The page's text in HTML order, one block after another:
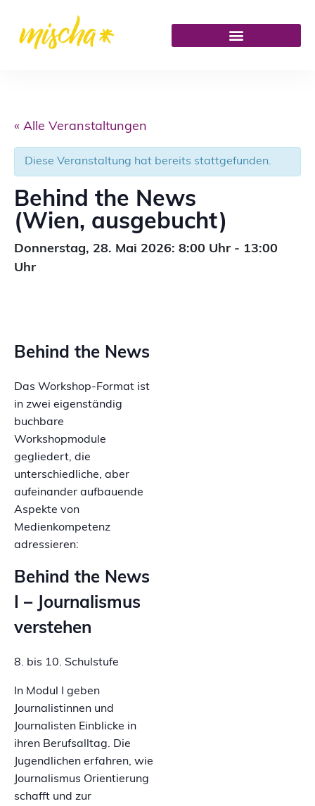
« Alle Veranstaltungen
Diese Veranstaltung hat bereits stattgefunden.
Behind the News
(Wien, ausgebucht)
Donnerstag, 28. Mai 2026: 8:00 Uhr - 13:00
Uhr
Behind the News
Das Workshop-Format ist
in zwei eigenständig
buchbare
Workshopmodule
gegliedert, die
unterschiedliche, aber
aufeinander aufbauende
Aspekte von
Medienkompetenz
adressieren:
Behind the News
I – Journalismus
verstehen
8. bis 10. Schulstufe
In Modul I geben
Journalistinnen und
Journalisten Einblicke in
ihren Berufsalltag. Die
Jugendlichen erfahren, wie
Journalismus Orientierung
schafft und zur